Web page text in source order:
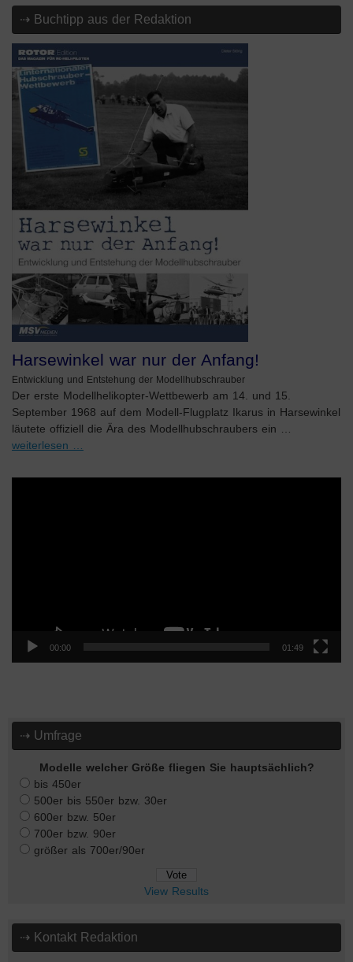
⇢ Buchtipp aus der Redaktion
Harsewinkel war nur der Anfang!
Entwicklung und Entstehung der Modellhubschrauber
Der erste Modellhelikopter-Wettbewerb am 14. und 15.
September 1968 auf dem Modell-Flugplatz Ikarus in Harsewinkel
läutete offiziell die Ära des Modellhubschraubers ein …
weiterlesen …
00:00 01:49
⇢ Umfrage
Modelle welcher Größe fliegen Sie hauptsächlich?
bis 450er
500er bis 550er bzw. 30er
600er bzw. 50er
700er bzw. 90er
größer als 700er/90er
View Results
⇢ Kontakt Redaktion